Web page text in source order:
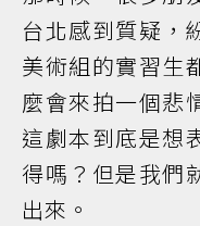
台北感到質疑，
美術組的實習生
麼會來拍一個悲
這劇本到底是想
得嗎？但是我們
出來。